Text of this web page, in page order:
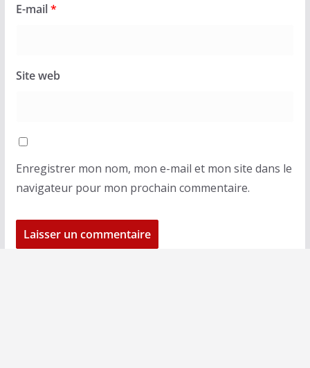
E-mail*
Site web
Enregistrer mon nom, mon e-mail et mon site dans le
navigateur pour mon prochain commentaire.